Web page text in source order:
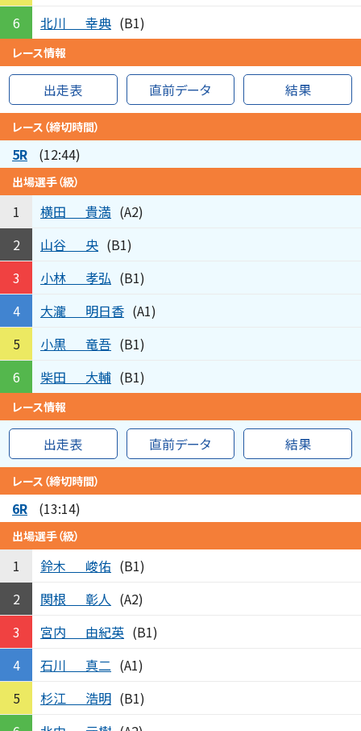
6
北川 幸典 (B1)
レース情報
出走表 直前データ 結果
レース（締切時間）
5R (12:44)
出場選手（級）
1 横田 貴満 (A2)
2
山谷 央 (B1)
3
小林 孝弘 (B1)
4
大瀧 明日香 (A1)
5
小黒 竜吾 (B1)
6
柴田 大輔 (B1)
レース情報
出走表 直前データ 結果
レース（締切時間）
6R (13:14)
出場選手（級）
1 鈴木 峻佑 (B1)
2
関根 彰人 (A2)
3
宮内 由紀英 (B1)
4
石川 真二 (A1)
5
杉江 浩明 (B1)